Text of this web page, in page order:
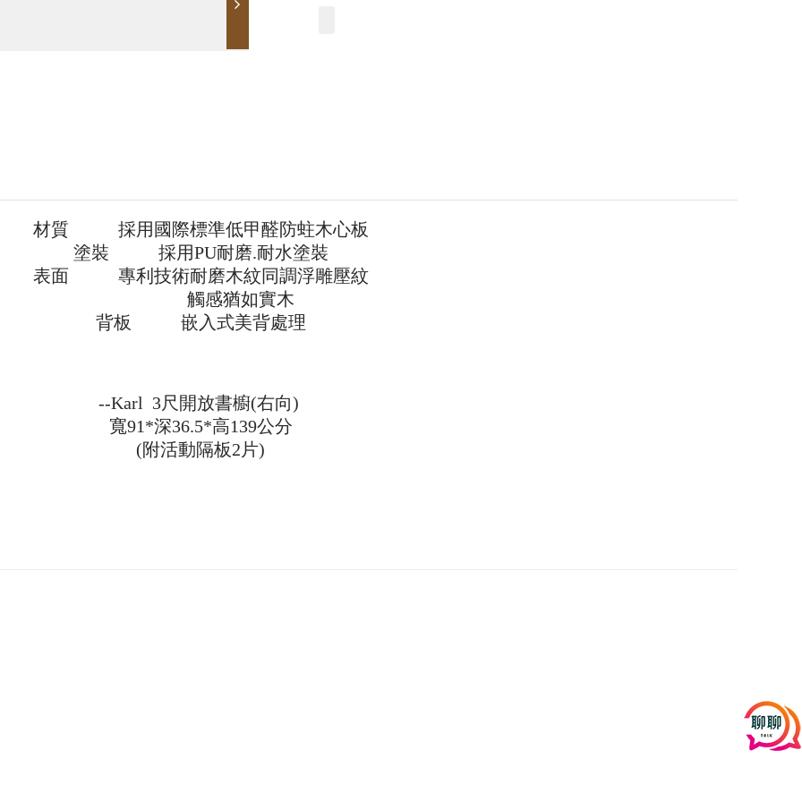
材質 採用國際標準低甲醛防蛀木心板
塗裝 採用PU耐磨.耐水塗裝
表面 專利技術耐磨木紋同調浮雕壓紋
觸感猶如實木
背板 嵌入式美背處理
--Karl 3尺開放書櫥(右向)
寬91*深36.5*高139公分
(附活動隔板2片)